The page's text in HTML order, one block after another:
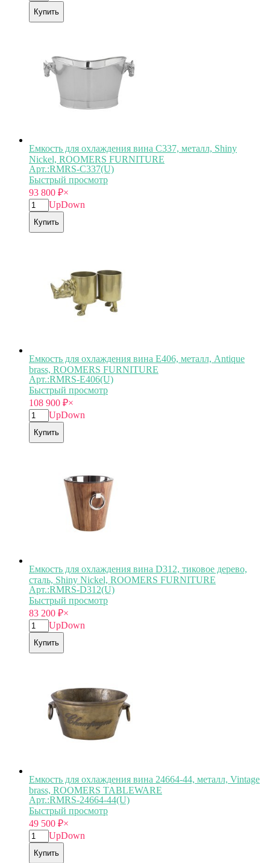
Купить
Емкость для охлаждения вина C337, металл, Shiny
Nickel, ROOMERS FURNITURE
Арт.:RMRS-C337(U)
Быстрый просмотр
93 800 ₽×
UpDown
Купить
Емкость для охлаждения вина E406, металл, Antique
brass, ROOMERS FURNITURE
Арт.:RMRS-E406(U)
Быстрый просмотр
108 900 ₽×
UpDown
Купить
Емкость для охлаждения вина D312, тиковое дерево,
сталь, Shiny Nickel, ROOMERS FURNITURE
Арт.:RMRS-D312(U)
Быстрый просмотр
83 200 ₽×
UpDown
Купить
Емкость для охлаждения вина 24664-44, металл, Vintage
brass, ROOMERS TABLEWARE
Арт.:RMRS-24664-44(U)
Быстрый просмотр
49 500 ₽×
UpDown
Купить